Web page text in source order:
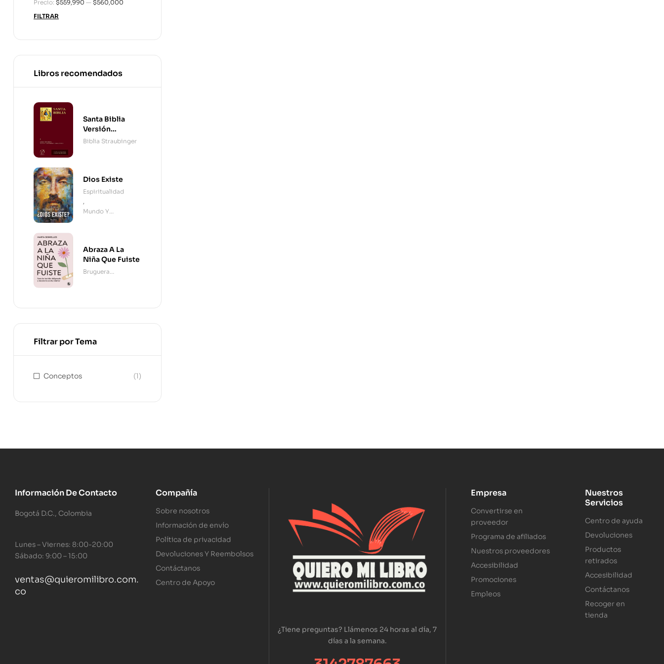
FILTRAR
Precio: $559,990 — $560,000
Libros recomendados
Santa Biblia
Versión
Straubinger - 2
Biblia Straubinger
Dios Existe
Espiritualidad
,
Mundo Y
Abraza A La
Niña Que Fuiste
Bruguera
Filtrar por Tema
Conceptos (1)
Información De Contacto
Bogotá D.C., Colombia
Lunes – Viernes: 8:00-20:00
Sábado: 9:00 – 15:00
ventas@quieromilibro.com.
co
Compañía
Sobre nosotros
Información de envío
Política de privacidad
Devoluciones Y Reembolsos
Contáctanos
Centro de Apoyo
¿Tiene preguntas? Llámenos 24 horas al día, 7
días a la semana.
Empresa
Convertirse en
proveedor
Programa de afiliados
Nuestros proveedores
Accesibilidad
Promociones
Empleos
Nuestros
Servicios
Centro de ayuda
Devoluciones
Productos
retirados
Accesibilidad
Contáctanos
Recoger en
tienda